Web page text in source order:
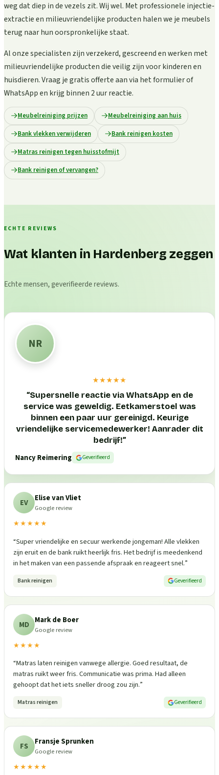
weg dat diep in de vezels zit. Wij wel. Met professionele injectie-
extractie en milieuvriendelijke producten halen we je meubels
terug naar hun oorspronkelijke staat.
Al onze specialisten zijn verzekerd, gescreend en werken met
milieuvriendelijke producten die veilig zijn voor kinderen en
huisdieren. Vraag je gratis offerte aan via het formulier of
WhatsApp en krijg binnen 2 uur reactie.
Meubelreiniging prijzen Meubelreiniging aan huis
Bank vlekken verwijderen Bank reinigen kosten
Matras reinigen tegen huisstofmijt
Bank reinigen of vervangen?
ECHTE REVIEWS
Wat klanten in Hardenberg zeggen
Echte mensen, geverifieerde reviews.
NR
★★★★★
“Supersnelle reactie via WhatsApp en de
service was geweldig. Eetkamerstoel was
binnen een paar uur gereinigd. Keurige
vriendelijke servicemedewerker! Aanrader dit
bedrijf!”
Nancy Reimering
Geverifieerd
EV Elise van Vliet
Google review
★★★★★
“Super vriendelijke en secuur werkende jongeman! Alle vlekken
zijn eruit en de bank ruikt heerlijk fris. Het bedrijf is meedenkend
in het maken van een passende afspraak en reageert snel.”
Bank reinigen Geverifieerd
MD Mark de Boer
Google review
★★★★
“Matras laten reinigen vanwege allergie. Goed resultaat, de
matras ruikt weer fris. Communicatie was prima. Had alleen
gehoopt dat het iets sneller droog zou zijn.”
Matras reinigen Geverifieerd
FS Fransje Sprunken
Google review
★★★★★